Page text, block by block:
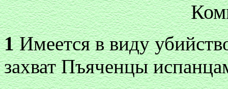
1Имеется в виду
захват Пъяченцы